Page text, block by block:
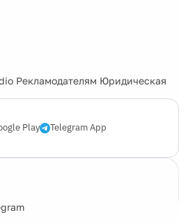
Рекламодателям Юридическая
Play Telegram App